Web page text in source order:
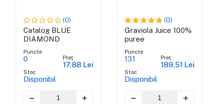
(0)
Catalog BLUE
DIAMOND
Puncte
0
Stoc
Disponibil
Preț
17,88 Lei
(0)
Graviola Juice 100%
puree
Puncte
131
Stoc
Disponibil
Preț
189,51 Lei